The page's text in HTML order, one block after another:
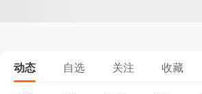
动态 自选 关注 收藏